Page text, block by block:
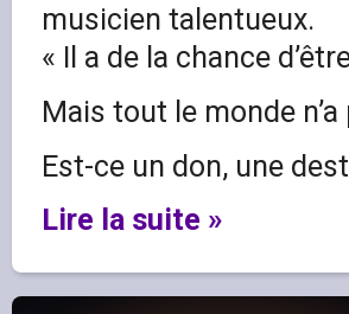
musicien talentueux.
« Il a de la chance
Mais tout le monde
Est-ce un don, une
Lire la suite »